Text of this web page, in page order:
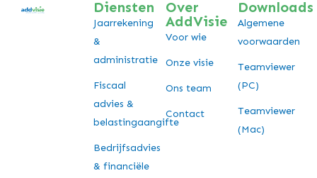
Diensten
Jaarrekening
&
administratie
Fiscaal
advies &
belastingaangifte
Bedrijfsadvies
& financiële
Over
AddVisie
Voor wie
Onze visie
Ons team
Contact
Downloads
Algemene
voorwaarden
Teamviewer
(PC)
Teamviewer
(Mac)